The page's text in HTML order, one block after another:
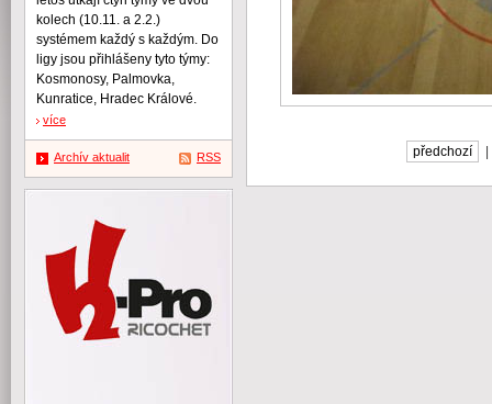
předchozí
kolech (10.11. a 2.2.)
systémem každý s každým. Do
ligy jsou přihlášeny tyto týmy:
Kosmonosy, Palmovka,
Kunratice, Hradec Králové.
více
Archív aktualit RSS